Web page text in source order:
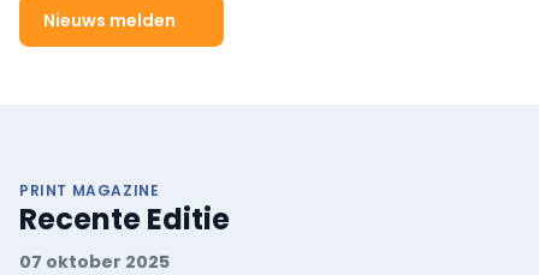
Nieuws melden
PRINT MAGAZINE
Recente Editie
07 oktober 2025